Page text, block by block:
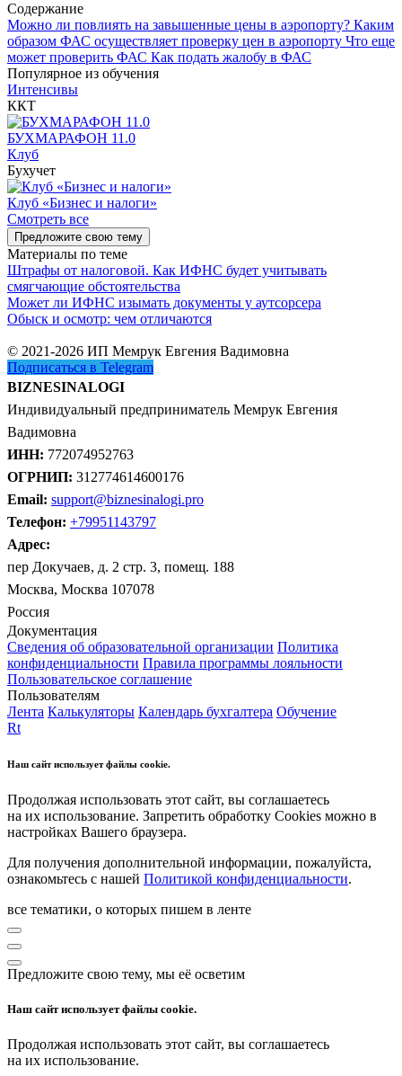
Содержание
Можно ли повлиять на завышенные цены в аэропорту? Каким
образом ФАС осуществляет проверку цен в аэропорту Что еще
может проверить ФАС Как подать жалобу в ФАС
Популярное из обучения
Интенсивы
ККТ
БУХМАРАФОН 11.0
Клуб
Бухучет
Клуб «Бизнес и налоги»
Смотреть все
Предложите свою тему
Материалы по теме
Штрафы от налоговой. Как ИФНС будет учитывать
смягчающие обстоятельства
Может ли ИФНС изымать документы у аутсорсера
Обыск и осмотр: чем отличаются
© 2021-2026 ИП Мемрук Евгения Вадимовна
Подписаться в Telegram
BIZNESINALOGI
Индивидуальный предприниматель Мемрук Евгения
Вадимовна
ИНН: 772074952763
ОГРНИП: 312774614600176
Email: support@biznesinalogi.pro
Телефон: +79951143797
Адрес:
пер Докучаев, д. 2 стр. 3, помещ. 188
Москва, Москва 107078
Россия
Документация
Сведения об образовательной организации Политика
конфиденциальности Правила программы лояльности
Пользовательское соглашение
Пользователям
Лента Калькуляторы Календарь бухгалтера Обучение
Rt
Наш сайт использует файлы cookie.
Продолжая использовать этот сайт, вы соглашаетесь
на их использование. Запретить обработку Cookies можно в
настройках Вашего браузера.
Для получения дополнительной информации, пожалуйста,
ознакомьтесь с нашей Политикой конфиденциальности.
все тематики, о которых пишем в ленте
Предложите свою тему, мы её осветим
Наш сайт использует файлы cookie.
Продолжая использовать этот сайт, вы соглашаетесь
на их использование.